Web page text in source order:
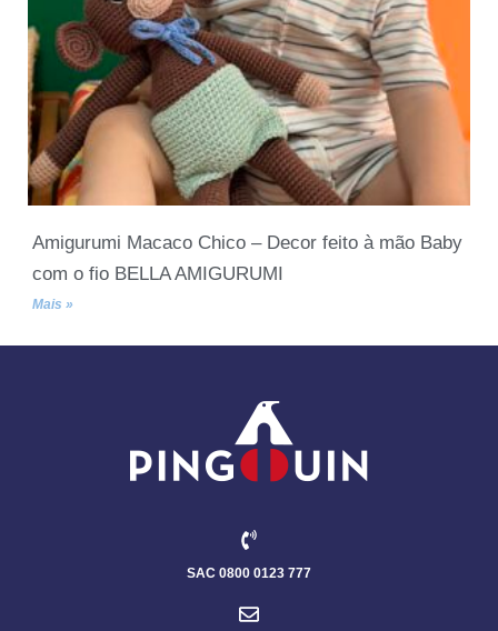
Amigurumi Macaco Chico – Decor feito à mão Baby
com o fio BELLA AMIGURUMI
Mais »
SAC 0800 0123 777